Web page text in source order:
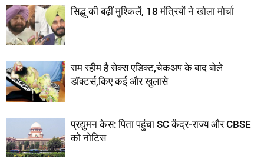
सिद्धू की बढ़ीं मुश्किलें, 18 मंत्रियों ने खोला मोर्चा
राम रहीम है सेक्‍स एडिक्‍ट,चेकअप के बाद बोले
डॉक्‍टर्स,किए कई और खुलासे
प्रद्युमन केस: पिता पहुंचा SC केंद्र-राज्य और CBSE
को नोटिस